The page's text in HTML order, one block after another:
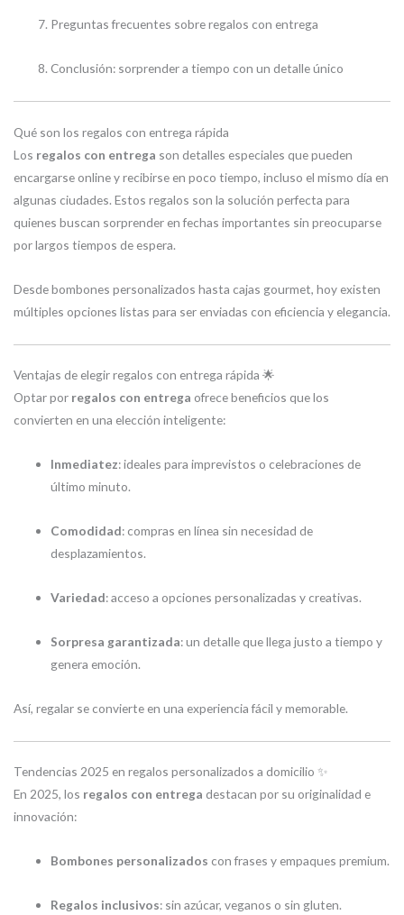
Preguntas frecuentes sobre regalos con entrega
Conclusión: sorprender a tiempo con un detalle único
Qué son los regalos con entrega rápida
Los regalos con entrega son detalles especiales que pueden
encargarse online y recibirse en poco tiempo, incluso el mismo día en
algunas ciudades. Estos regalos son la solución perfecta para
quienes buscan sorprender en fechas importantes sin preocuparse
por largos tiempos de espera.
Desde bombones personalizados hasta cajas gourmet, hoy existen
múltiples opciones listas para ser enviadas con eficiencia y elegancia.
Ventajas de elegir regalos con entrega rápida 🌟
Optar por regalos con entrega ofrece beneficios que los
convierten en una elección inteligente:
Inmediatez: ideales para imprevistos o celebraciones de
último minuto.
Comodidad: compras en línea sin necesidad de
desplazamientos.
Variedad: acceso a opciones personalizadas y creativas.
Sorpresa garantizada: un detalle que llega justo a tiempo y
genera emoción.
Así, regalar se convierte en una experiencia fácil y memorable.
Tendencias 2025 en regalos personalizados a domicilio ✨
En 2025, los regalos con entrega destacan por su originalidad e
innovación:
Bombones personalizados con frases y empaques premium.
Regalos inclusivos: sin azúcar, veganos o sin gluten.